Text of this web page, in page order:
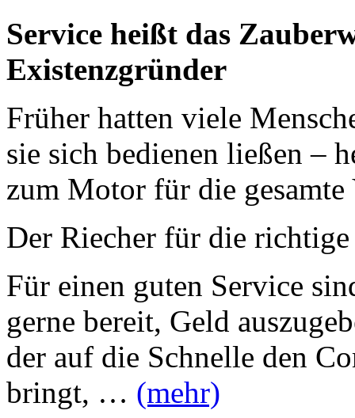
Service heißt das
Existenzgründer
Früher hatten viele
sie sich bedienen ließen –
zum Motor für die
Der Riecher für die richtige
Für einen guten Service
gerne bereit, Geld
der auf die Schnelle den
bringt, … (mehr)